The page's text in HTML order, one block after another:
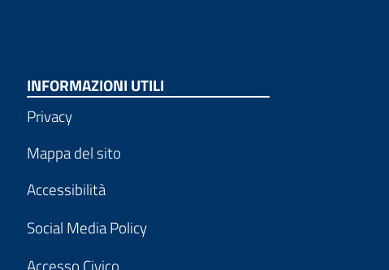
INFORMAZIONI UTILI
Privacy
Mappa del sito
Accessibilità
Social Media Policy